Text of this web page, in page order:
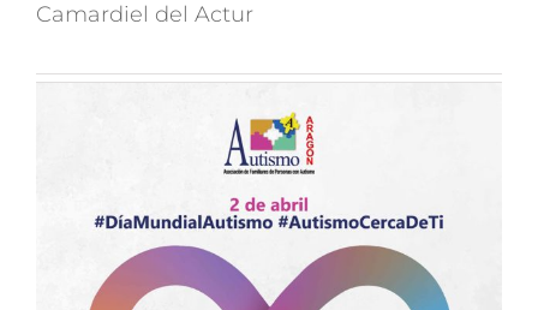
Camardiel del Actur